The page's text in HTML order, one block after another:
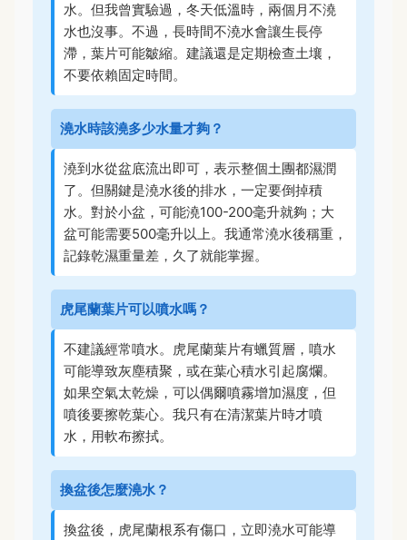
水。但我曾實驗過，冬天低溫時，兩個月不澆
水也沒事。不過，長時間不澆水會讓生長停
滯，葉片可能皺縮。建議還是定期檢查土壤，
不要依賴固定時間。
澆水時該澆多少水量才夠？
澆到水從盆底流出即可，表示整個土團都濕潤
了。但關鍵是澆水後的排水，一定要倒掉積
水。對於小盆，可能澆100-200毫升就夠；大
盆可能需要500毫升以上。我通常澆水後稱重，
記錄乾濕重量差，久了就能掌握。
虎尾蘭葉片可以噴水嗎？
不建議經常噴水。虎尾蘭葉片有蠟質層，噴水
可能導致灰塵積聚，或在葉心積水引起腐爛。
如果空氣太乾燥，可以偶爾噴霧增加濕度，但
噴後要擦乾葉心。我只有在清潔葉片時才噴
水，用軟布擦拭。
換盆後怎麼澆水？
換盆後，虎尾蘭根系有傷口，立即澆水可能導